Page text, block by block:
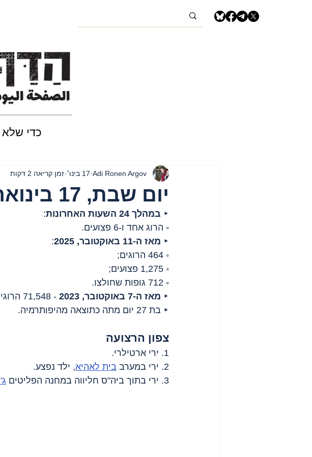
כדי שלא
יום שבת, 17 בינואר, 2026 – רצועת עזה
Adi Ronen Argov 17 בינו׳ זמן קריאה 2 דקות
‣ במהלך 24 השעות האחרונות
:
◦ הרוג אחד ו-6 פצועים.
‣ מאז ה-11 באוקטובר, 2025
:
◦ 464 הרוגים;
◦ 1,275 פצועים;
◦ 712 גופות שחולצו.
‣ מאז ה-7 באוקטובר, 2023
- 71,548 הרוגים ו-171,352 פצועים.
‣ בת 27 יום מתה כתוצאה מהיפותרמיה.
צפון הרצועה
1. ירי ארטילרי.
2. ירי במערב
בית לאהיא, ילד נפצע.
3. ירי בתוך ביה"ס חליווה במחנה הפליטים